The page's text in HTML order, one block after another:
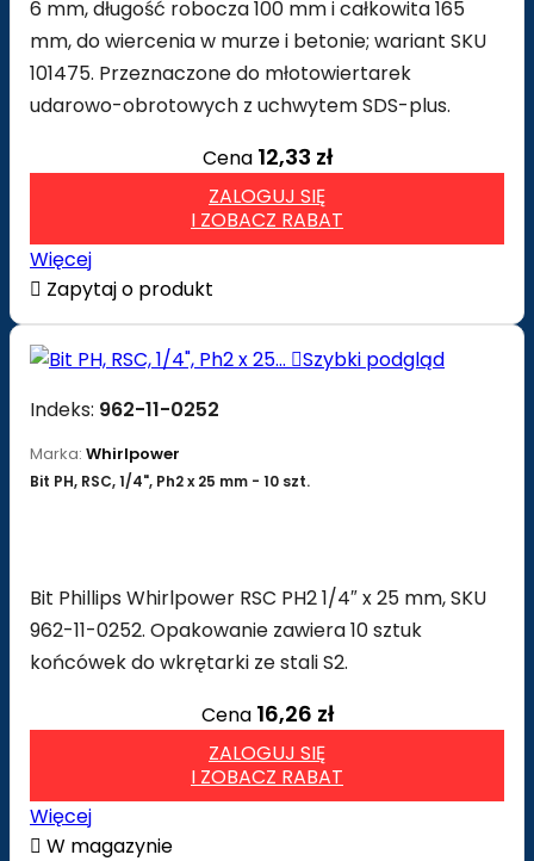
6 mm, długość robocza 100 mm i całkowita 165
mm, do wiercenia w murze i betonie; wariant SKU
101475. Przeznaczone do młotowiertarek
udarowo-obrotowych z uchwytem SDS-plus.
Cena 12,33 zł
ZALOGUJ SIĘ
I ZOBACZ RABAT
Więcej
 Zapytaj o produkt
Szybki podgląd
Indeks: 962-11-0252
Marka: Whirlpower
Bit PH, RSC, 1/4", Ph2 x 25 mm - 10 szt.
Bit Phillips Whirlpower RSC PH2 1/4″ x 25 mm, SKU
962-11-0252. Opakowanie zawiera 10 sztuk
końcówek do wkrętarki ze stali S2.
Cena 16,26 zł
ZALOGUJ SIĘ
I ZOBACZ RABAT
Więcej
 W magazynie